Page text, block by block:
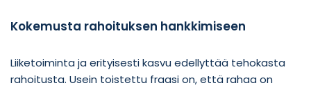
Kokemusta rahoituksen hankkimiseen
Liiketoiminta ja erityisesti kasvu edellyttää tehokasta
rahoitusta. Usein toistettu fraasi on, että rahaa on